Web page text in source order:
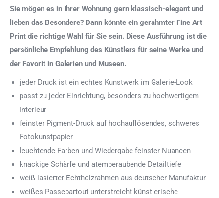
Sie mögen es in Ihrer Wohnung gern klassisch-elegant und
lieben das Besondere? Dann könnte ein gerahmter Fine Art
Print die richtige Wahl für Sie sein. Diese Ausführung ist die
persönliche Empfehlung des Künstlers für seine Werke und
der Favorit in Galerien und Museen.
jeder Druck ist ein echtes Kunstwerk im Galerie-Look
passt zu jeder Einrichtung, besonders zu hochwertigem
Interieur
feinster Pigment-Druck auf hochauflösendes, schweres
Fotokunstpapier
leuchtende Farben und Wiedergabe feinster Nuancen
knackige Schärfe und atemberaubende Detailtiefe
weiß lasierter Echtholzrahmen aus deutscher Manufaktur
weißes Passepartout unterstreicht künstlerische